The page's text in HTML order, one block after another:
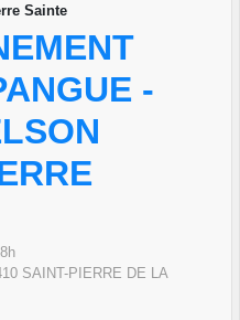
Sainte
-
SAINT-PIERRE DE LA